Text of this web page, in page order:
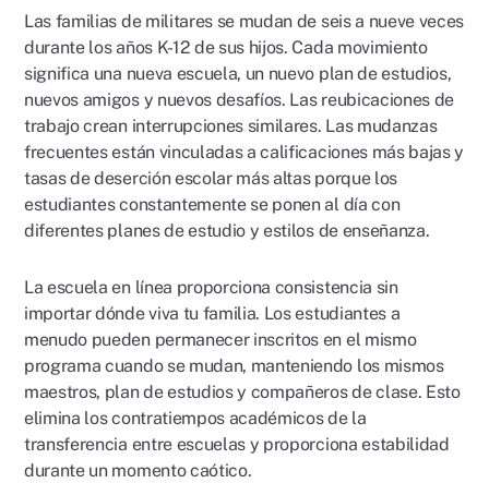
Las familias de militares se mudan de seis a nueve veces
durante los años K-12 de sus hijos. Cada movimiento
significa una nueva escuela, un nuevo plan de estudios,
nuevos amigos y nuevos desafíos. Las reubicaciones de
trabajo crean interrupciones similares. Las mudanzas
frecuentes están vinculadas a calificaciones más bajas y
tasas de deserción escolar más altas porque los
estudiantes constantemente se ponen al día con
diferentes planes de estudio y estilos de enseñanza.
La escuela en línea proporciona consistencia sin
importar dónde viva tu familia. Los estudiantes a
menudo pueden permanecer inscritos en el mismo
programa cuando se mudan, manteniendo los mismos
maestros, plan de estudios y compañeros de clase. Esto
elimina los contratiempos académicos de la
transferencia entre escuelas y proporciona estabilidad
durante un momento caótico.